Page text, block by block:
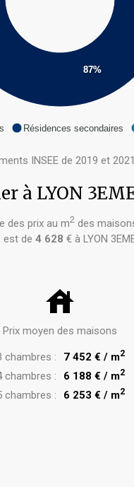
87%
Résidences secondaires
INSEE de 2019 et
à LYON
des prix au m2 des
est de 4 628 € à LYON
Prix moyen des maisons
chambres : 7 452 € / m2
chambres : 6 188 € / m2
chambres : 6 253 € / m2